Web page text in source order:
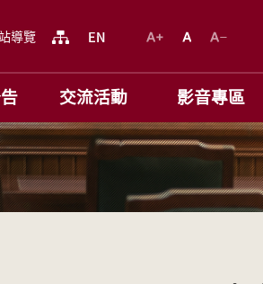
導覽
交流活動 影音專區